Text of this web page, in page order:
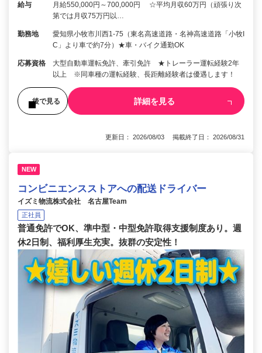
給与
月給550,000円～700,000円 ☆平均月収60万円（頑張り次
第では月収75万円以…
勤務地
愛知県小牧市川西1-75（東名高速道路・名神高速道路「小牧I
C」より車で約7分）★車・バイク通勤OK
応募資格
大型自動車運転免許、牽引免許 ★トレーラー運転経験2年
以上 ※同車種の運転経験、長距離経験者は優遇します！
後で見る 詳細を見る
更新日： 2026/08/03 掲載終了日： 2026/08/31
NEW
コンビニエンスストアへの配送ドライバー
イズミ物流株式会社 名古屋Team
正社員
普通免許でOK、準中型・中型免許取得支援制度あり。週
休2日制、福利厚生充実。抜群の安定性！